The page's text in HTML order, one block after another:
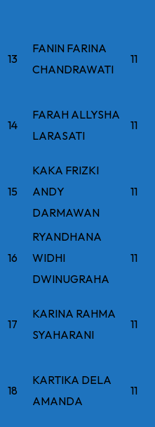
13
FANIN FARINA
CHANDRAWATI
11
14
FARAH ALLYSHA
LARASATI
11
15
KAKA FRIZKI
ANDY
DARMAWAN
11
16
RYANDHANA
WIDHI
DWINUGRAHA
11
17
KARINA RAHMA
SYAHARANI
11
18
KARTIKA DELA
AMANDA
11